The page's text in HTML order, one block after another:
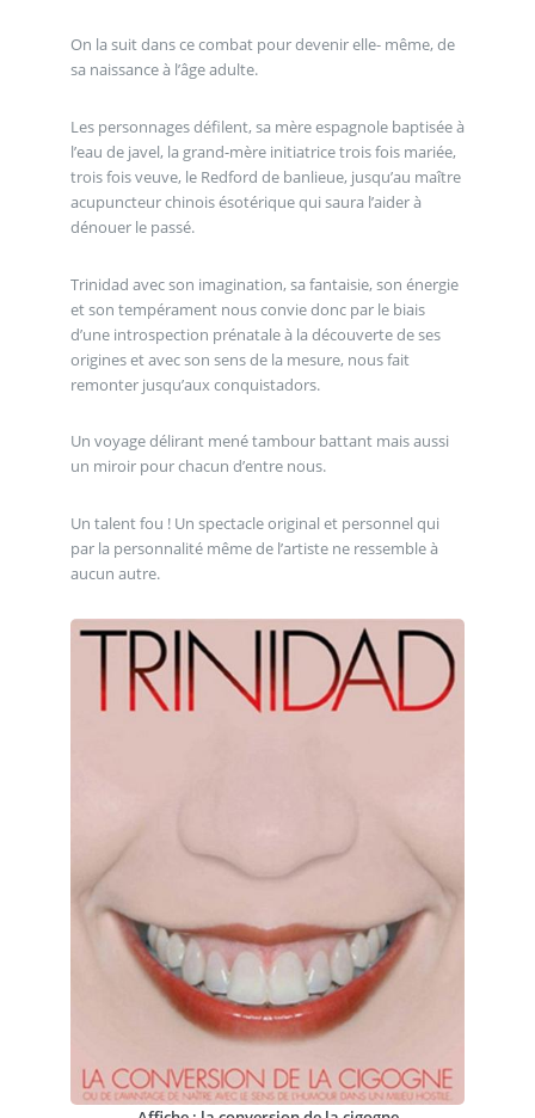
On la suit dans ce combat pour devenir elle- même, de
sa naissance à l’âge adulte.
Les personnages défilent, sa mère espagnole baptisée à
l’eau de javel, la grand-mère initiatrice trois fois mariée,
trois fois veuve, le Redford de banlieue, jusqu’au maître
acupuncteur chinois ésotérique qui saura l’aider à
dénouer le passé.
Trinidad avec son imagination, sa fantaisie, son énergie
et son tempérament nous convie donc par le biais
d’une introspection prénatale à la découverte de ses
origines et avec son sens de la mesure, nous fait
remonter jusqu’aux conquistadors.
Un voyage délirant mené tambour battant mais aussi
un miroir pour chacun d’entre nous.
Un talent fou ! Un spectacle original et personnel qui
par la personnalité même de l’artiste ne ressemble à
aucun autre.